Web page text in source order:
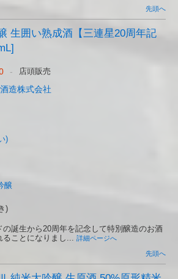
先頭へ
生囲い熟成酒【三連星20周年記
- 店頭販売
造株式会社
)
醸
)
の誕生から20周年を記念して特別醸造のお酒
ることになりまし... 詳細ページへ
先頭へ